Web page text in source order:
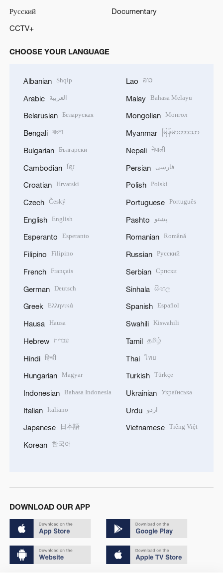
Русский
Documentary
CCTV+
CHOOSE YOUR LANGUAGE
Albanian Shqip
Arabic العربية
Belarusian Беларуская
Bengali বাংলা
Bulgarian Български
Cambodian ខ្មែរ
Croatian Hrvatski
Czech Český
English English
Esperanto Esperanto
Filipino Filipino
French Français
German Deutsch
Greek Ελληνικά
Hausa Hausa
Hebrew עברית
Hindi हिन्दी
Hungarian Magyar
Indonesian Bahasa Indonesia
Italian Italiano
Japanese 日本語
Korean 한국어
Lao ລາວ
Malay Bahasa Melayu
Mongolian Монгол
Myanmar မြန်မာဘာသာ
Nepali नेपाली
Persian فارسی
Polish Polski
Portuguese Português
Pashto پښتو
Romanian Română
Russian Русский
Serbian Српски
Sinhala සිංහල
Spanish Español
Swahili Kiswahili
Tamil தமிழ்
Thai ไทย
Turkish Türkçe
Ukrainian Українська
Urdu اردو
Vietnamese Tiếng Việt
DOWNLOAD OUR APP